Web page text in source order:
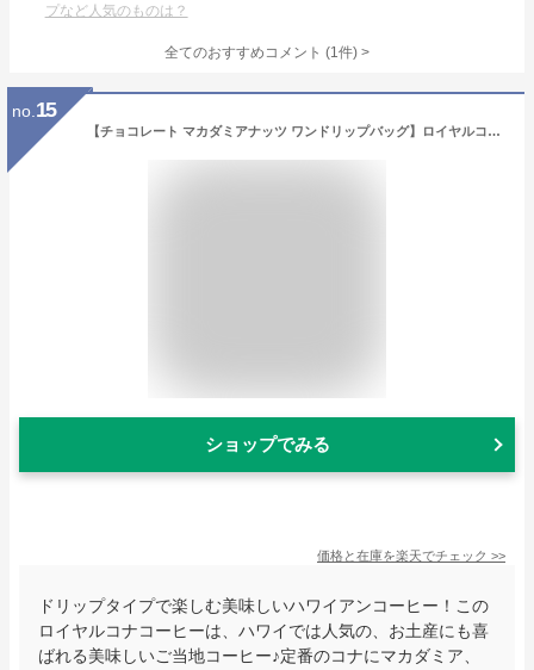
プなど人気のものは？
全てのおすすめコメント (1件) >
no. 15
【チョコレート マカダミアナッツ ワンドリップバッグ】ロイヤルコナコーヒー 誕生日 ドリップコーヒー 珈琲 ハワイ おしゃれ 子供 お母さん お父さん 食後 おしゃれ 休憩 食事 食後 coffee 送料無料[M便 1/1]
ショップでみる
価格と在庫を楽天でチェック >>
ドリップタイプで楽しむ美味しいハワイアンコーヒー！この
ロイヤルコナコーヒーは、ハワイでは人気の、お土産にも喜
ばれる美味しいご当地コーヒー♪定番のコナにマカダミア、